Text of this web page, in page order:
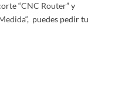
“CNC Router” y
“, puedes pedir tu